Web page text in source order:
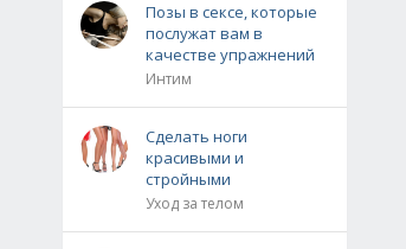
Позы в сексе, которые
послужат вам в
качестве упражнений
Интим
Сделать ноги
красивыми и
стройными
Уход за телом